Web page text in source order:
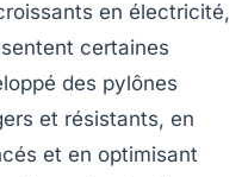
en électricité,
certaines
des pylônes
et résistants, en
et en optimisant